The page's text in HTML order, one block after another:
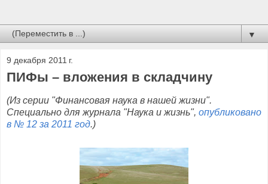
▼
9 декабря 2011 г.
ПИФы – вложения в складчину
(Из серии "Финансовая наука в нашей жизни".
Специально для журнала "Наука и жизнь", опубликовано
в № 12 за 2011 год.)